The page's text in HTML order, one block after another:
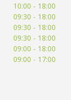
10:00 - 18:00
09:30 - 18:00
09:30 - 18:00
09:30 - 18:00
09:00 - 18:00
09:00 - 17:00